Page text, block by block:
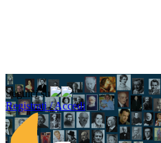
Seguici su
Registrati / Accedi